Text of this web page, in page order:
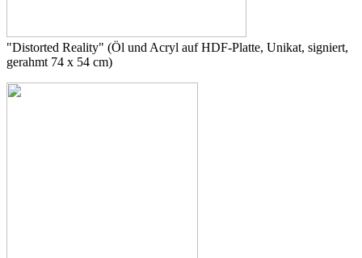
"Distorted Reality" (Öl und Acryl auf HDF-Platte, Unikat, signiert,
gerahmt 74 x 54 cm)